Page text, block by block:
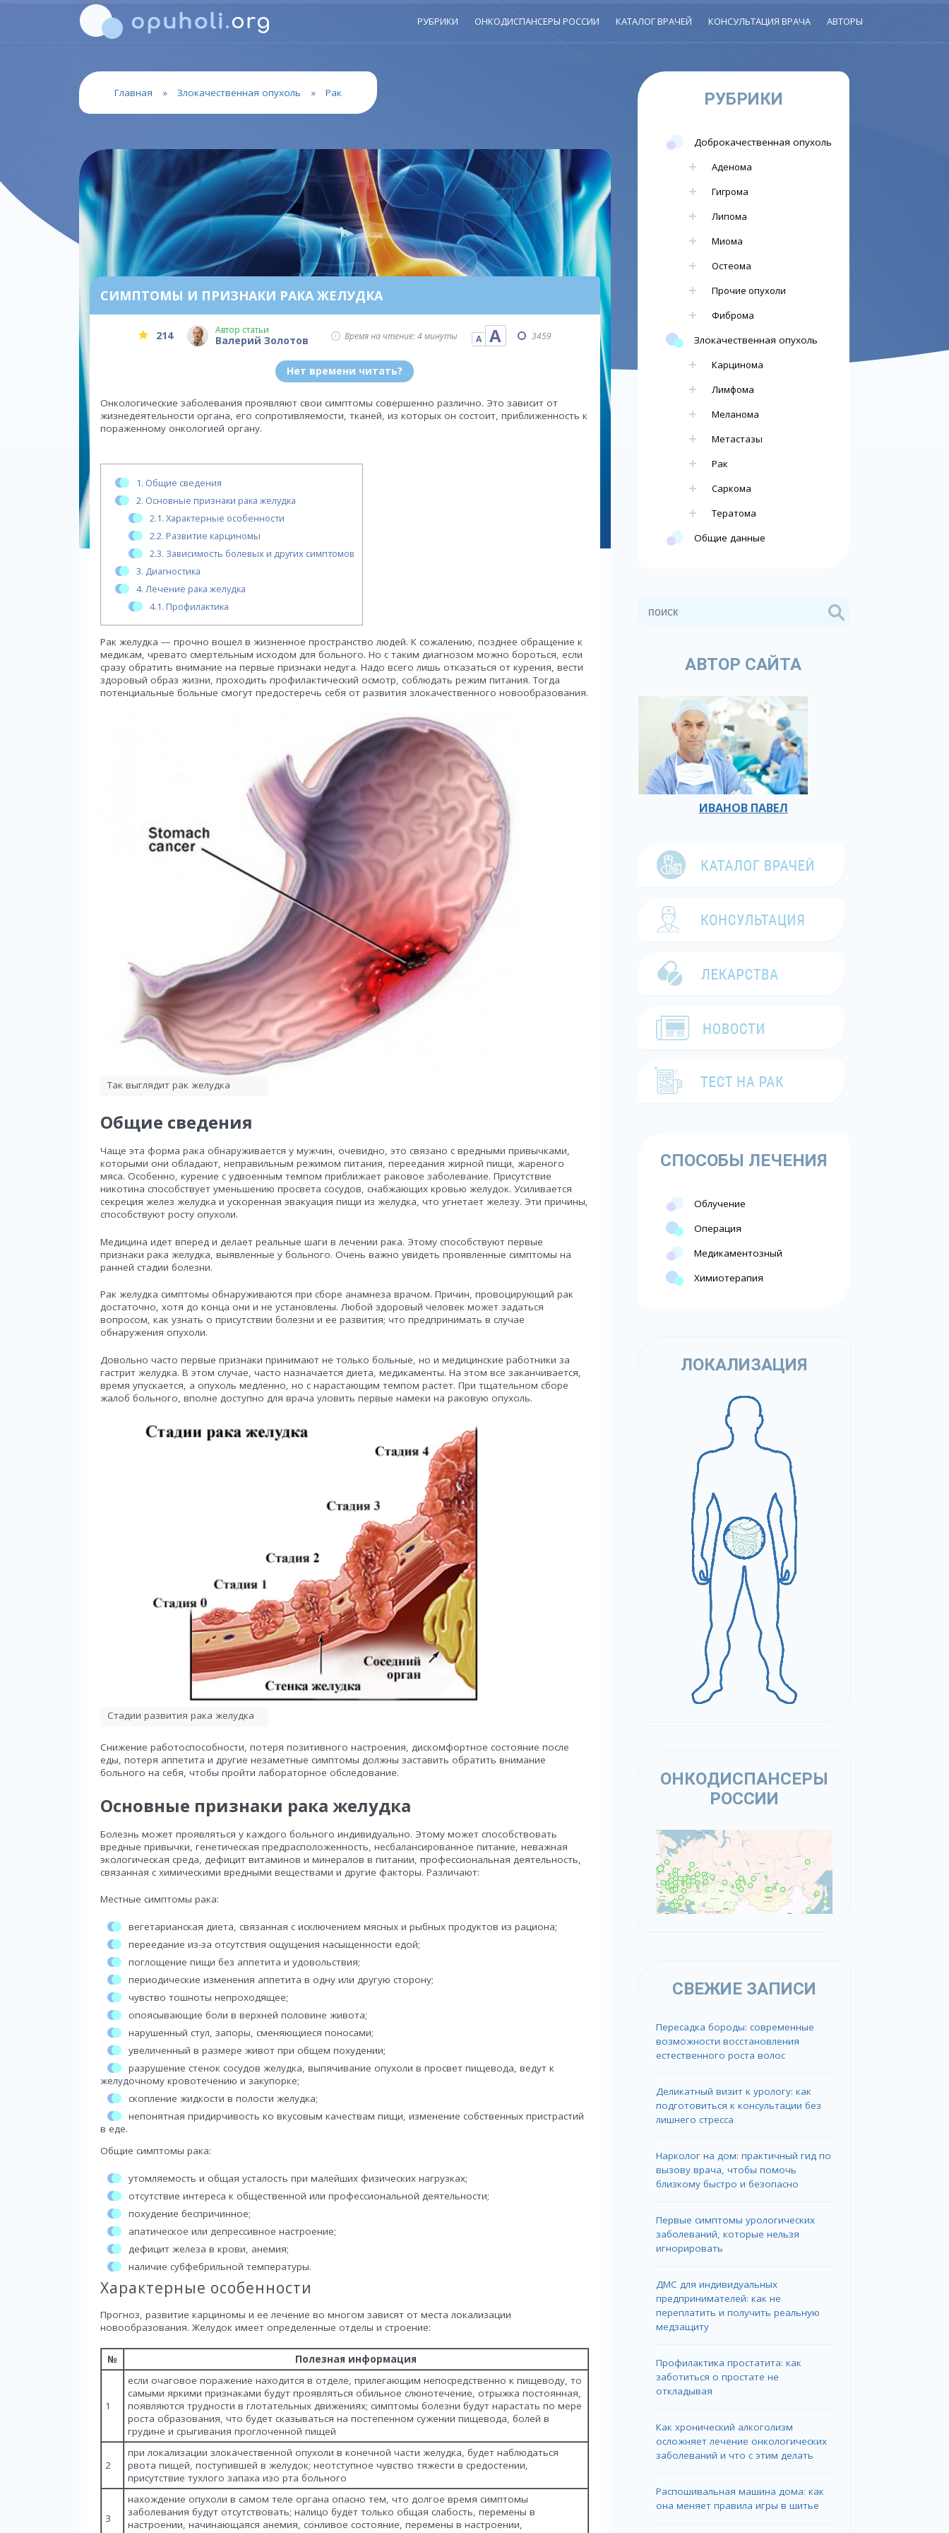
РУБРИКИ ОНКОДИСПАНСЕРЫ РОССИИ КАТАЛОГ ВРАЧЕЙ КОНСУЛЬТАЦИЯ ВРАЧА АВТОРЫ
Главная » Злокачественная опухоль » Рак
СИМПТОМЫ И ПРИЗНАКИ РАКА ЖЕЛУДКА
214 Автор статьи
Валерий Золотов Время на чтение: 4 минуты А А 3459
Нет времени читать?
Онкологические заболевания проявляют свои симптомы совершенно различно. Это зависит от
жизнедеятельности органа, его сопротивляемости, тканей, из которых он состоит, приближенность к
пораженному онкологией органу.
1. Общие сведения
2. Основные признаки рака желудка
2.1. Характерные особенности
2.2. Развитие карциномы
2.3. Зависимость болевых и других симптомов
3. Диагностика
4. Лечение рака желудка
4.1. Профилактика
Рак желудка — прочно вошел в жизненное пространство людей. К сожалению, позднее обращение к
медикам, чревато смертельным исходом для больного. Но с таким диагнозом можно бороться, если
сразу обратить внимание на первые признаки недуга. Надо всего лишь отказаться от курения, вести
здоровый образ жизни, проходить профилактический осмотр, соблюдать режим питания. Тогда
потенциальные больные смогут предостеречь себя от развития злокачественного новообразования.
Так выглядит рак желудка
Общие сведения
Чаще эта форма рака обнаруживается у мужчин, очевидно, это связано с вредными привычками,
которыми они обладают, неправильным режимом питания, переедания жирной пищи, жареного
мяса. Особенно, курение с удвоенным темпом приближает раковое заболевание. Присутствие
никотина способствует уменьшению просвета сосудов, снабжающих кровью желудок. Усиливается
секреция желез желудка и ускоренная эвакуация пищи из желудка, что угнетает железу. Эти причины,
способствуют росту опухоли.
Медицина идет вперед и делает реальные шаги в лечении рака. Этому способствуют первые
признаки рака желудка, выявленные у больного. Очень важно увидеть проявленные симптомы на
ранней стадии болезни.
Рак желудка симптомы обнаруживаются при сборе анамнеза врачом. Причин, провоцирующий рак
достаточно, хотя до конца они и не установлены. Любой здоровый человек может задаться
вопросом, как узнать о присутствии болезни и ее развития; что предпринимать в случае
обнаружения опухоли.
Довольно часто первые признаки принимают не только больные, но и медицинские работники за
гастрит желудка. В этом случае, часто назначается диета, медикаменты. На этом все заканчивается,
время упускается, а опухоль медленно, но с нарастающим темпом растет. При тщательном сборе
жалоб больного, вполне доступно для врача уловить первые намеки на раковую опухоль.
Стадии развития рака желудка
Снижение работоспособности, потеря позитивного настроения, дискомфортное состояние после
еды, потеря аппетита и другие незаметные симптомы должны заставить обратить внимание
больного на себя, чтобы пройти лабораторное обследование.
Основные признаки рака желудка
Болезнь может проявляться у каждого больного индивидуально. Этому может способствовать
вредные привычки, генетическая предрасположенность, несбалансированное питание, неважная
экологическая среда, дефицит витаминов и минералов в питании, профессиональная деятельность,
связанная с химическими вредными веществами и другие факторы. Различают:
Местные симптомы рака:
вегетарианская диета, связанная с исключением мясных и рыбных продуктов из рациона;
переедание из-за отсутствия ощущения насыщенности едой;
поглощение пищи без аппетита и удовольствия;
периодические изменения аппетита в одну или другую сторону;
чувство тошноты непроходящее;
опоясывающие боли в верхней половине живота;
нарушенный стул, запоры, сменяющиеся поносами;
увеличенный в размере живот при общем похудении;
разрушение стенок сосудов желудка, выпячивание опухоли в просвет пищевода, ведут к
желудочному кровотечению и закупорке;
скопление жидкости в полости желудка;
непонятная придирчивость ко вкусовым качествам пищи, изменение собственных пристрастий
в еде.
Общие симптомы рака:
утомляемость и общая усталость при малейших физических нагрузках;
отсутствие интереса к общественной или профессиональной деятельности;
похудение беспричинное;
апатическое или депрессивное настроение;
дефицит железа в крови, анемия;
наличие субфебрильной температуры.
Характерные особенности
Прогноз, развитие карциномы и ее лечение во многом зависят от места локализации
новообразования. Желудок имеет определенные отделы и строение:
№ Полезная информация
1
если очаговое поражение находится в отделе, прилегающим непосредственно к пищеводу, то
самыми яркими признаками будут проявляться обильное слюнотечение, отрыжка постоянная,
появляются трудности в глотательных движениях; симптомы болезни будут нарастать по мере
роста образования, что будет сказываться на постепенном сужении пищевода, болей в
грудине и срыгивания проглоченной пищей
2
при локализации злокачественной опухоли в конечной части желудка, будет наблюдаться
рвота пищей, поступившей в желудок; неотступное чувство тяжести в средостении,
присутствие тухлого запаха изо рта больного
3
нахождение опухоли в самом теле органа опасно тем, что долгое время симптомы
заболевания будут отсутствовать; налицо будет только общая слабость, перемены в
настроении, начинающаяся анемия, сонливое состояние, перемены в настроении,
РУБРИКИ
Доброкачественная опухоль
Аденома
Гигрома
Липома
Миома
Остеома
Прочие опухоли
Фиброма
Злокачественная опухоль
Карцинома
Лимфома
Меланома
Метастазы
Рак
Саркома
Тератома
Общие данные
АВТОР САЙТА
ИВАНОВ ПАВЕЛ
СПОСОБЫ ЛЕЧЕНИЯ
Облучение
Операция
Медикаментозный
Химиотерапия
ЛОКАЛИЗАЦИЯ
ОНКОДИСПАНСЕРЫ
РОССИИ
СВЕЖИЕ ЗАПИСИ
Пересадка бороды: современные
возможности восстановления
естественного роста волос
Деликатный визит к урологу: как
подготовиться к консультации без
лишнего стресса
Нарколог на дом: практичный гид по
вызову врача, чтобы помочь
близкому быстро и безопасно
Первые симптомы урологических
заболеваний, которые нельзя
игнорировать
ДМС для индивидуальных
предпринимателей: как не
переплатить и получить реальную
медзащиту
Профилактика простатита: как
заботиться о простате не
откладывая
Как хронический алкоголизм
осложняет лечение онкологических
заболеваний и что с этим делать
Распошивальная машина дома: как
она меняет правила игры в шитье